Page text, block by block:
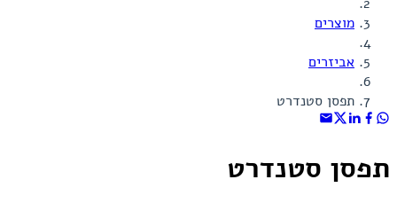
מוצרים
אביזרים
תפסן סטנדרט
תפסן סטנדרט